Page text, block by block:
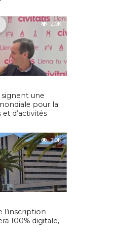
2.0K
signent une
pour la
d’activités
2.0K
l’inscription
100% digitale,